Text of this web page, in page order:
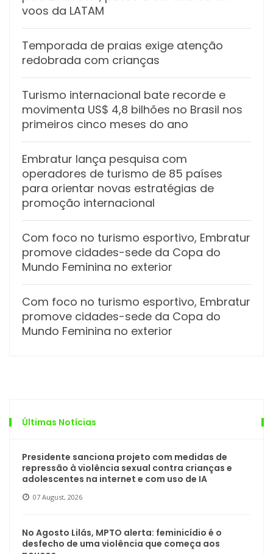
voos da LATAM
Temporada de praias exige atenção
redobrada com crianças
Turismo internacional bate recorde e
movimenta US$ 4,8 bilhões no Brasil nos
primeiros cinco meses do ano
Embratur lança pesquisa com
operadores de turismo de 85 países
para orientar novas estratégias de
promoção internacional
Com foco no turismo esportivo, Embratur
promove cidades-sede da Copa do
Mundo Feminina no exterior
Com foco no turismo esportivo, Embratur
promove cidades-sede da Copa do
Mundo Feminina no exterior
Últimas Notícias
Presidente sanciona projeto com medidas de
repressão à violência sexual contra crianças e
adolescentes na internet e com uso de IA
07 August, 2026
No Agosto Lilás, MPTO alerta: feminicídio é o
desfecho de uma violência que começa aos